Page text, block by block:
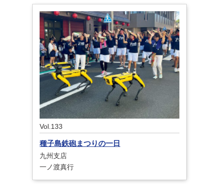
Vol.133
種子島鉄砲まつりの一日
九州支店
一ノ渡真行